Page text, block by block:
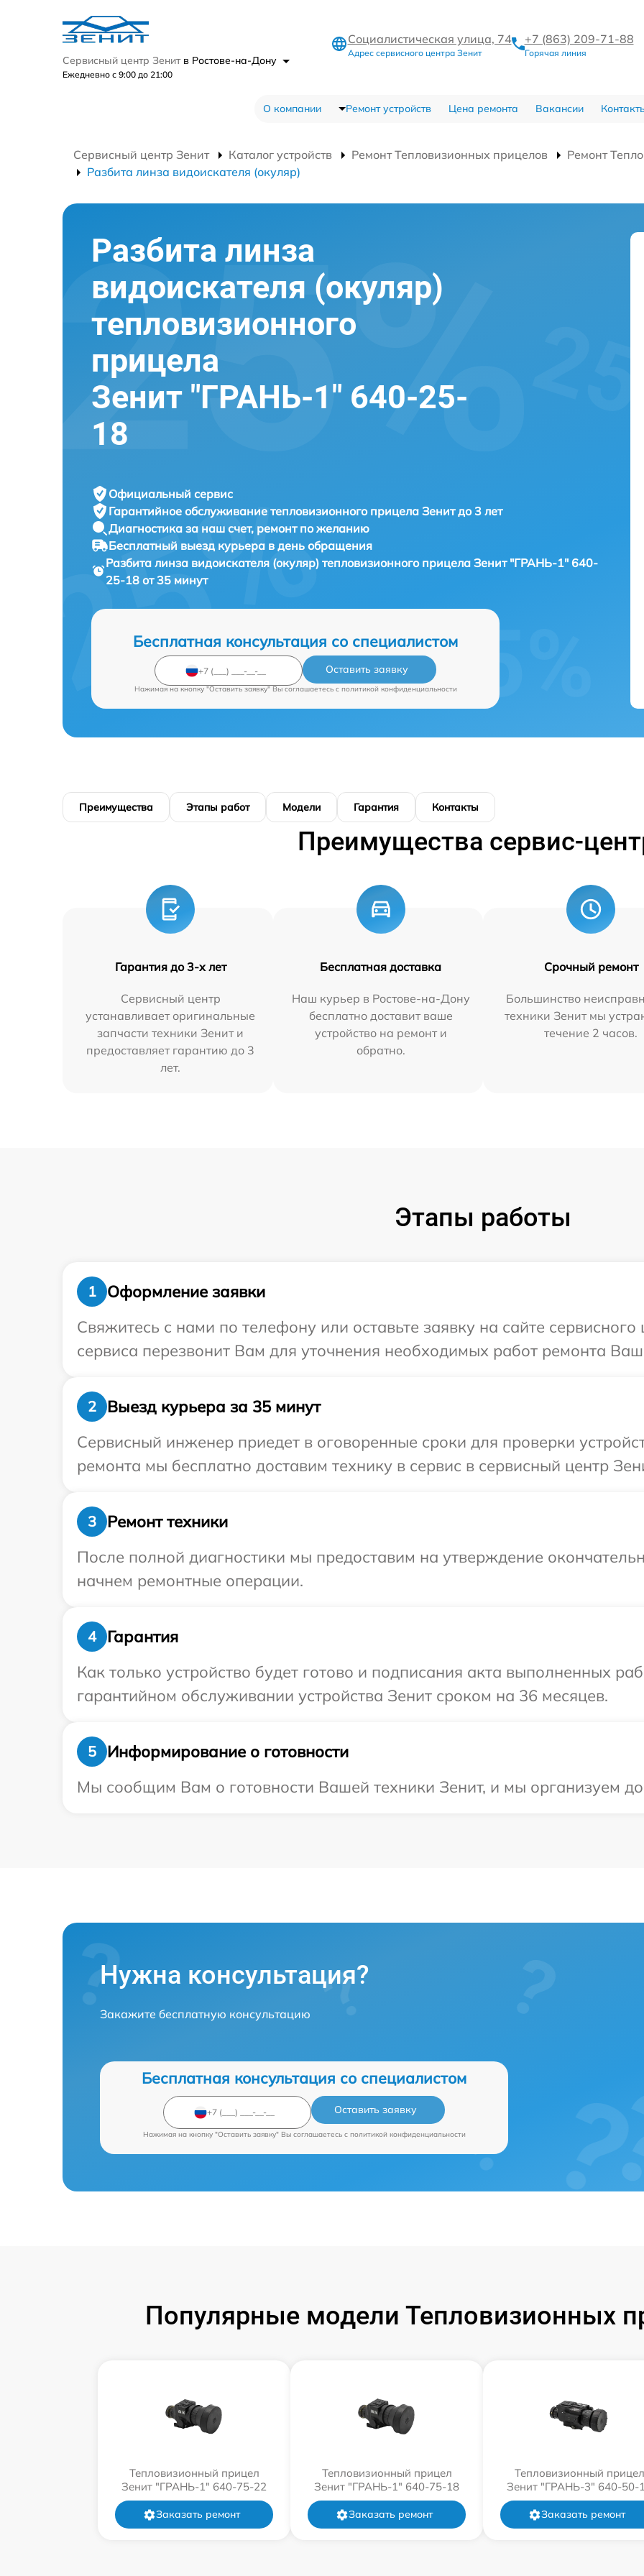
Сервисный центр Зенит в Ростове-на-Дону
Ежедневно с 9:00 до 21:00
Социалистическая улица, 74
Адрес сервисного центра Зенит
+7 (863) 209-71-88
Горячая линия
О компании Ремонт устройств Цена ремонта Вакансии
Сервисный центр Зенит Каталог устройств Ремонт Тепловизионных прицелов
Ремонт
Разбита линза видоискателя (окуляр)
Разбита линза
видоискателя (окуляр)
тепловизионного
прицела
Зенит "ГРАНЬ-1" 640-25-
18
Официальный сервис
Гарантийное обслуживание тепловизионного прицела Зенит до 3 лет
Диагностика за наш счет, ремонт по желанию
Бесплатный выезд курьера в день обращения
Разбита линза видоискателя (окуляр) тепловизионного прицелаЗенит "ГРАНЬ-1" 640-
25-18 от 35 минут
Бесплатная консультация со специалистом
Оставить заявку
Нажимая на кнопку "Оставить заявку" Вы соглашаетесь c политикой конфиденциальности
Преимущества Этапы работ Модели Гарантия Контакты
Преимущества сервис-
Гарантия до 3-х лет
Сервисный центр
устанавливает оригинальные
запчасти техники Зенит и
предоставляет гарантию до 3
лет.
Бесплатная доставка
Наш курьер в Ростове-на-Дону
бесплатно доставит ваше
устройство на ремонт и
обратно.
Срочный ремонт
Большинство
техники Зенит мы
течение 2 часов.
Этапы работы
1
Оформление заявки
Свяжитесь с нами по телефону или оставьте заявку на сайте
сервиса перезвонит Вам для уточнения необходимых работ ремонта
2
Выезд курьера за 35 минут
Сервисный инженер приедет в оговоренные сроки для проверки
ремонта мы бесплатно доставим технику в сервис в сервисный центр
3
Ремонт техники
После полной диагностики мы предоставим на утверждение
начнем ремонтные операции.
4
Гарантия
Как только устройство будет готово и подписания акта выполненных
гарантийном обслуживании устройства Зенит сроком на 36 месяцев.
5
Информирование о готовности
Мы сообщим Вам о готовности Вашей техники Зенит, и мы организуем
Нужна консультация?
Закажите бесплатную консультацию
Бесплатная консультация со специалистом
Оставить заявку
Нажимая на кнопку "Оставить заявку" Вы соглашаетесь c политикой конфиденциальности
Популярные модели Тепловизионных
Тепловизионный прицел
Зенит "ГРАНЬ-1" 640-75-22
Заказать ремонт
Тепловизионный прицел
Зенит "ГРАНЬ-1" 640-75-18
Заказать ремонт
Тепловизионный прицел
Зенит "ГРАНЬ-3" 640-50-
Заказать ремонт